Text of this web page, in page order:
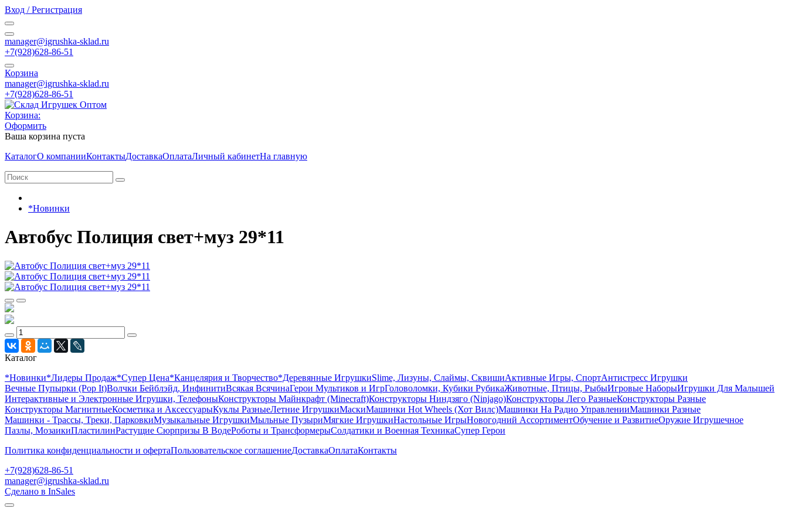
Вход / Регистрация
manager@igrushka-sklad.ru
+7(928)628-86-51
Корзина
manager@igrushka-sklad.ru
+7(928)628-86-51
Корзина:
Оформить
Ваша корзина пуста
КаталогО компанииКонтактыДоставкаОплатаЛичный кабинетНа главную
*Новинки
Автобус Полиция свет+муз 29*11
Каталог
*Новинки*Лидеры Продаж*Супер Цена*Канцелярия и Творчество*Деревянные ИгрушкиSlime, Лизуны, Слаймы, СквишиАктивные Игры, СпортАнтистресс Игрушки
Вечные Пупырки (Pop It)Волчки Бейблэйд, ИнфинитиВсякая ВсячинаГерои Мультиков и ИгрГоловоломки, Кубики РубикаЖивотные, Птицы, РыбыИгровые НаборыИгрушки Для Малышей
Интерактивные и Электронные Игрушки, ТелефоныКонструкторы Майнкрафт (Minecraft)Конструкторы Ниндзяго (Ninjago)Конструкторы Лего РазныеКонструкторы Разные
Конструкторы МагнитныеКосметика и АксессуарыКуклы РазныеЛетние ИгрушкиМаскиМашинки Hot Wheels (Хот Вилс)Машинки На Радио УправленииМашинки Разные
Машинки - Трассы, Треки, ПарковкиМузыкальные ИгрушкиМыльные ПузыриМягкие ИгрушкиНастольные ИгрыНовогодний АссортиментОбучение и РазвитиеОружие Игрушечное
Пазлы, МозаикиПластилинРастущие Сюрпризы В ВодеРоботы и ТрансформерыСолдатики и Военная ТехникаСупер Герои
Политика конфиденциальности и офертаПользовательское соглашениеДоставкаОплатаКонтакты
+7(928)628-86-51
manager@igrushka-sklad.ru
Сделано в InSales